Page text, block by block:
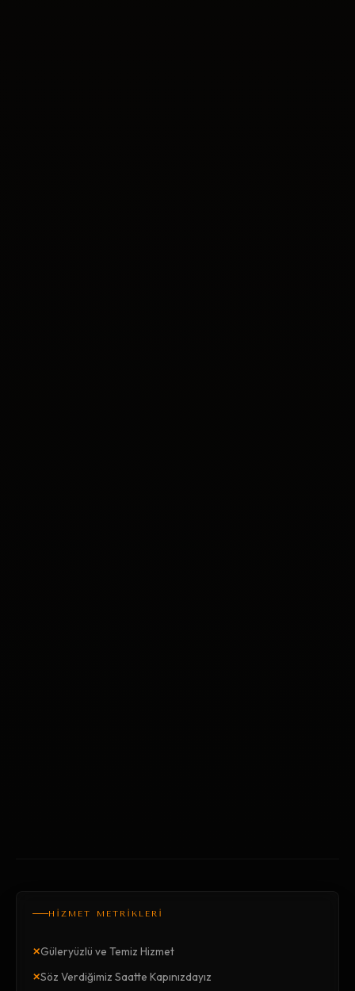
HİZMET METRİKLERİ
×Güleryüzlü ve Temiz Hizmet
×Söz Verdiğimiz Saatte Kapınızdayız